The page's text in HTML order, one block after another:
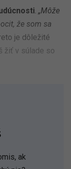
. „Môže
že som sa
je dôležité
žiť v súlade so
ak